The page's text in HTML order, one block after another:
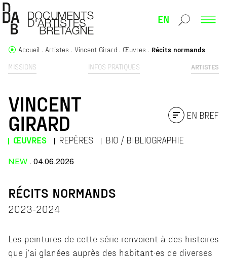
EN
MISSIONS INFOS PRATIQUES ARTISTES
Accueil Artistes Vincent Girard Œuvres Récits normands
VINCENT
GIRARD
ŒUVRES REPÈRES BIO / BIBLIOGRAPHIE
EN BREF
NEW . 04.06.2026
RÉCITS NORMANDS
2023-2024
Les peintures de cette série renvoient à des histoires
que j’ai glanées auprès des habitant·es de diverses